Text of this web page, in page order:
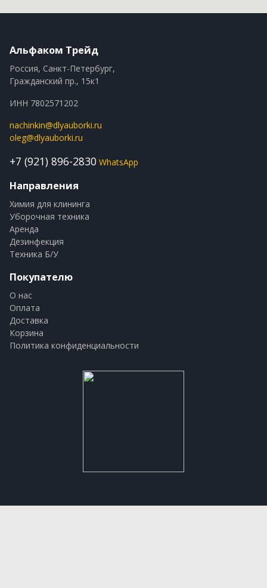
Альфаком Трейд
Россия, Санкт-Петербург,
Гражданский пр., 15к1
ИНН 7802571202
nachinkin@dlyauborki.ru
oleg@dlyauborki.ru
+7 (921) 896-2830 WhatsApp
Направления
Химия для клининга
Уборочная техника
Аренда
Дезинфекция
Техника Б/У
Покупателю
О нас
Оплата
Доставка
Корзина
Политика конфиденциальности